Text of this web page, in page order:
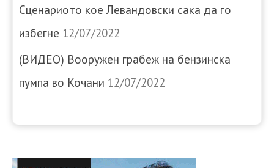
Сценариото кое Левандовски сака да го
избегне 12/07/2022
(ВИДЕО) Вооружен грабеж на бензинска
пумпа во Кочани 12/07/2022